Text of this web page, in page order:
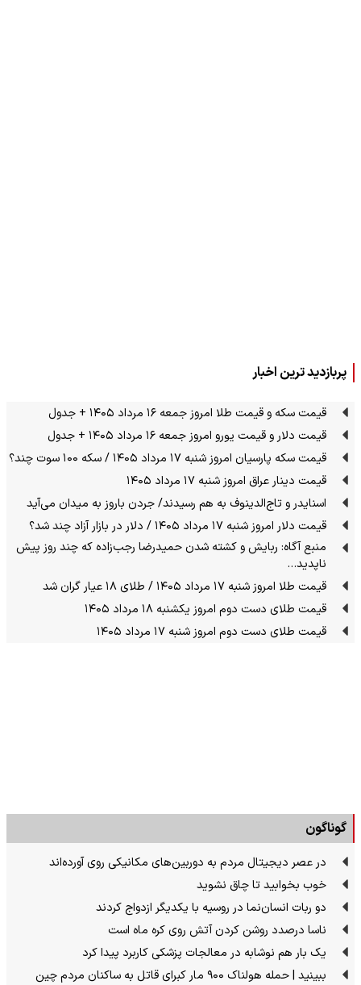
پربازدید ترین اخبار
قیمت سکه و قیمت طلا امروز جمعه ۱۶ مرداد ۱۴۰۵ + جدول
قیمت دلار و قیمت یورو امروز جمعه ۱۶ مرداد ۱۴۰۵ + جدول
قیمت سکه پارسیان امروز شنبه ۱۷ مرداد ۱۴۰۵ / سکه ۱۰۰ سوت چند؟
قیمت دینار عراق امروز شنبه ۱۷ مرداد ۱۴۰۵
اسنایدر و تاج‌الدینوف به هم رسیدند/ جردن باروز به میدان می‌آید
قیمت دلار امروز شنبه ۱۷ مرداد ۱۴۰۵ / دلار در بازار آزاد چند شد؟
منبع آگاه: ربایش و کشته شدن حمیدرضا رجب‌زاده که چند روز پیش
ناپدید…
قیمت طلا امروز شنبه ۱۷ مرداد ۱۴۰۵ / طلای ۱۸ عیار گران شد
قیمت طلای دست دوم امروز یکشنبه ۱۸ مرداد ۱۴۰۵
قیمت طلای دست دوم امروز شنبه ۱۷ مرداد ۱۴۰۵
گوناگون
در عصر دیجیتال مردم به دوربین‌های مکانیکی روی آورده‌اند
خوب بخوابید تا چاق نشوید
دو ربات انسان‌نما در روسیه با یکدیگر ازدواج کردند
ناسا درصدد روشن کردن آتش روی کره ماه است
یک بار هم نوشابه در معالجات پزشکی کاربرد پیدا کرد
ببینید | حمله هولناک ۹۰۰ مار کبرای قاتل به ساکنان مردم چین